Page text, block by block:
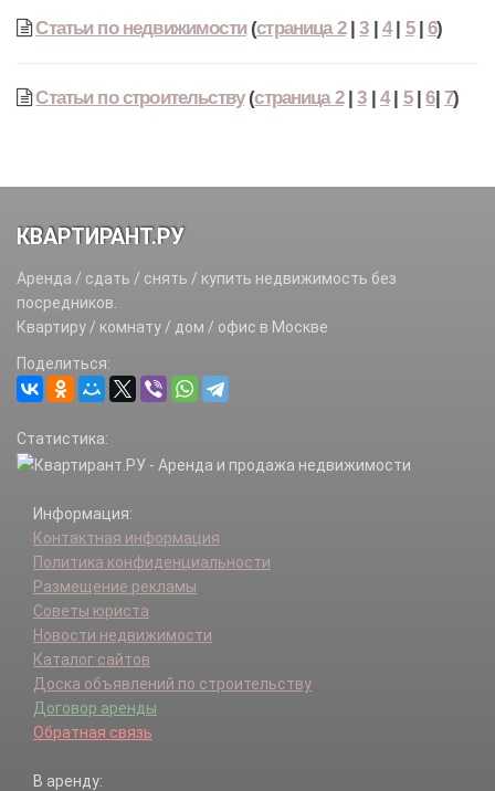
Статьи по недвижимости(страница 2|3| 4| 5|6)
Статьи по строительству(страница 2|3|4| 5|6| 7)
КВАРТИРАНТ.РУ
Аренда / сдать / снять / купить недвижимость без
посредников.
Квартиру / комнату / дом / офис в Москве
Поделиться:
Статистика:
Информация:
Контактная информация
Политика конфиденциальности
Размещение рекламы
Советы юриста
Новости недвижимости
Каталог сайтов
Доска объявлений по строительству
Договор аренды
Обратная связь
В аренду: